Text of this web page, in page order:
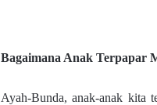
Bagaimana Anak Terpapar
Ayah-Bunda, anak-anak kita